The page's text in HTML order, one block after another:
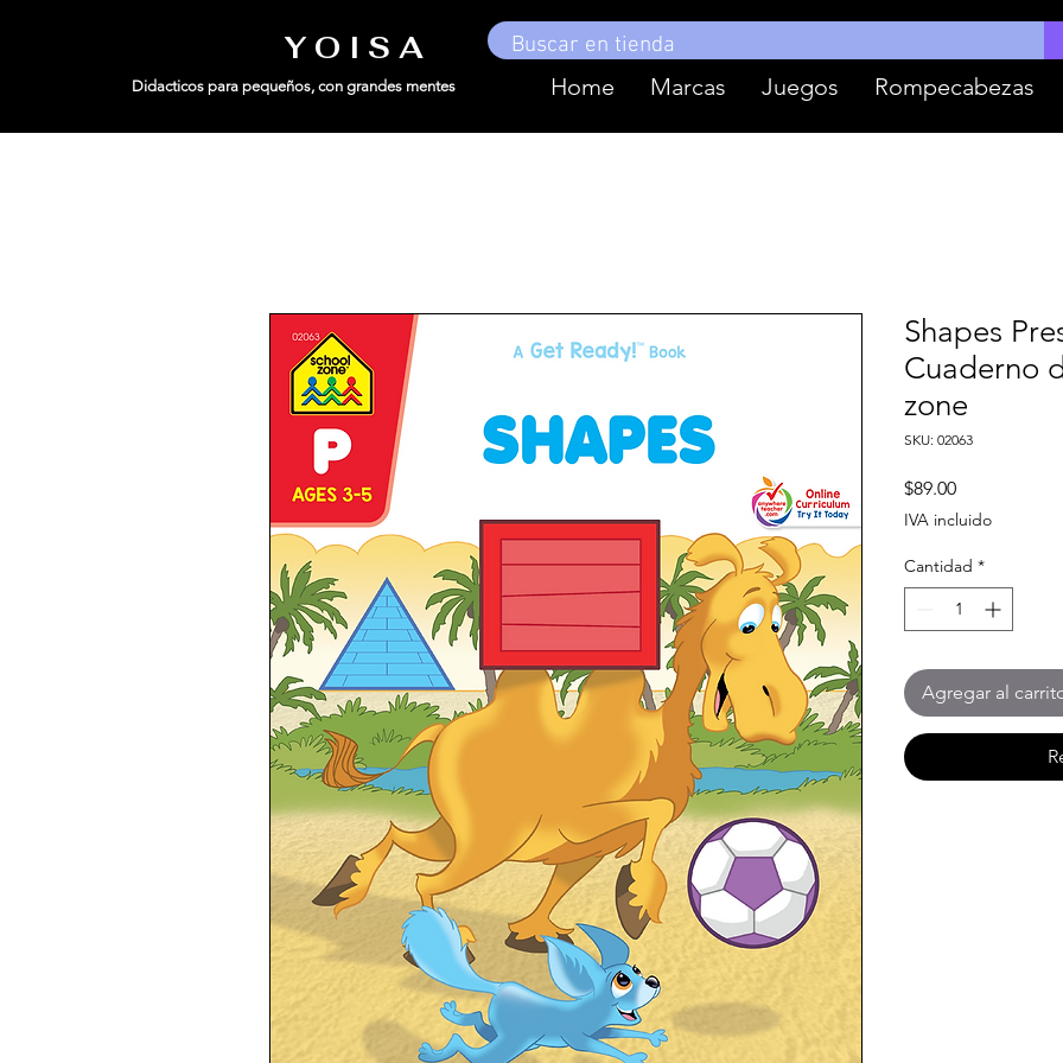
Y O I S A
Didacticos para pequeños, con grandes mentes Home Marcas Juegos Rompecabezas
Shapes
Cuaderno
zone
SKU: 02063
$89.00Precio
IVA incluido
Cantidad *
Agregar al